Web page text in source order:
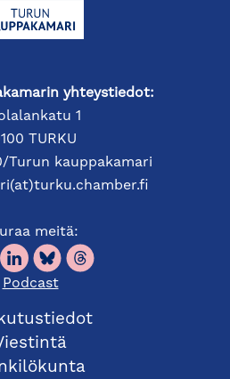
yhteystiedot:
1
TURKU
Turun kauppakamari
meitä:
Podcast